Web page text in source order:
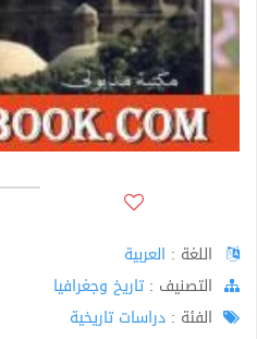
اللغة : العربية
اﻟﺘﺼﻨﻴﻒ : تاريخ وجغرافيا
الفئة : دراسات تاريخية